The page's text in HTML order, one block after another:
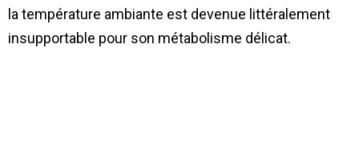
la température ambiante est devenue littéralement
insupportable pour son métabolisme délicat.